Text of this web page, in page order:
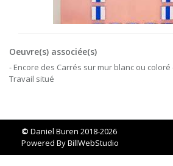
Oeuvre(s) associée(s)
- Encore des Carrés sur mur blanc ou coloré
Travail situé
© Daniel Buren 2018-2026
Powered ByBillWebStudio